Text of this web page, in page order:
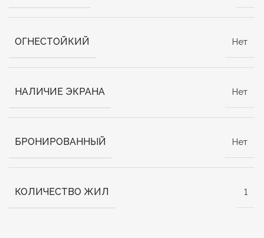
ОГНЕСТОЙКИЙ Нет
НАЛИЧИЕ ЭКРАНА Нет
БРОНИРОВАННЫЙ Нет
КОЛИЧЕСТВО ЖИЛ 1